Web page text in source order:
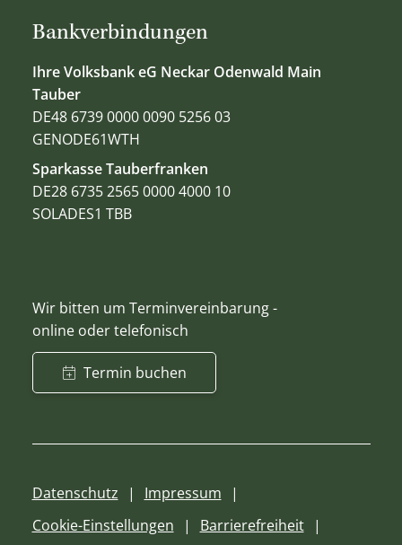
Bankverbindungen
Ihre Volksbank eG Neckar Odenwald Main
Tauber
DE48 6739 0000 0090 5256 03
GENODE61WTH
Sparkasse Tauberfranken
DE28 6735 2565 0000 4000 10
SOLADES1 TBB
Wir bitten um Terminvereinbarung -
online oder telefonisch
Termin buchen
Datenschutz
Impressum
Cookie-Einstellungen
Barrierefreiheit